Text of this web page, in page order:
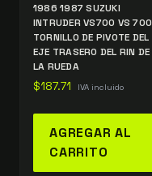
1986 1987 SUZUKI
INTRUDER VS700 VS 700
TORNILLO DE PIVOTE DEL
EJE TRASERO DEL RIN DE
LA RUEDA
$187.71 IVA incluido
AGREGAR AL
CARRITO